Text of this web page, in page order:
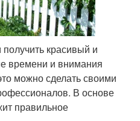
красивый и
времени и внимания
можно сделать своими
В основе
правильное